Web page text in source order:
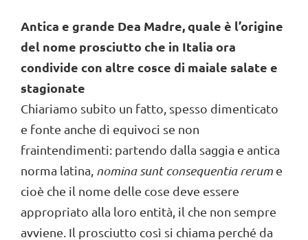
Antica e grande Dea Madre, quale è l’origine
del nome prosciutto che in Italia ora
condivide con altre cosce di maiale salate e
stagionate
Chiariamo subito un fatto, spesso dimenticato
e fonte anche di equivoci se non
fraintendimenti: partendo dalla saggia e antica
norma latina, nomina sunt consequentia rerum e
cioè che il nome delle cose deve essere
appropriato alla loro entità, il che non sempre
avviene. Il prosciutto così si chiama perché da